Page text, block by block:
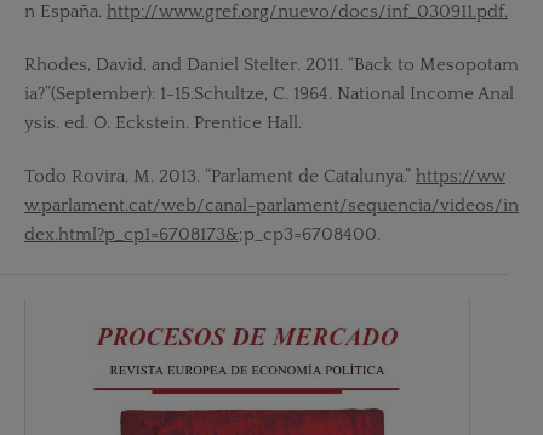
n España. http://www.gref.org/nuevo/docs/inf_030911.pdf.
Rhodes, David, and Daniel Stelter. 2011. “Back to Mesopotam
ia?”(September): 1-15.Schultze, C. 1964. National Income Anal
ysis. ed. O. Eckstein. Prentice Hall.
Todo Rovira, M. 2013. “Parlament de Catalunya.” https://ww
w.parlament.cat/web/canal-parlament/sequencia/videos/in
dex.html?p_cp1=6708173&;p_cp3=6708400.